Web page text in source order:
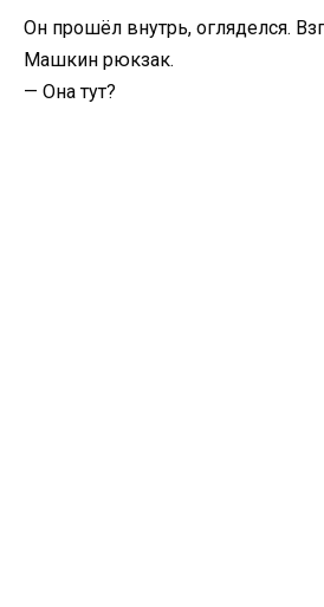
Он прошёл внутрь, огляделся.
Машкин рюкзак.
— Она тут?